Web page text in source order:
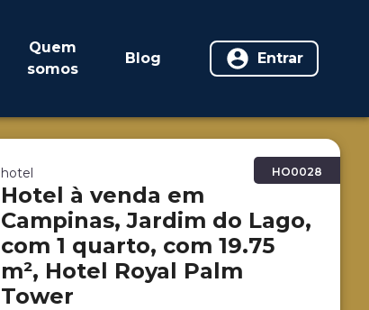
Quem
somos
Blog Entrar
HO0028
hotel
Hotel à venda em
Campinas, Jardim do Lago,
com 1 quarto, com 19.75
m², Hotel Royal Palm
Tower